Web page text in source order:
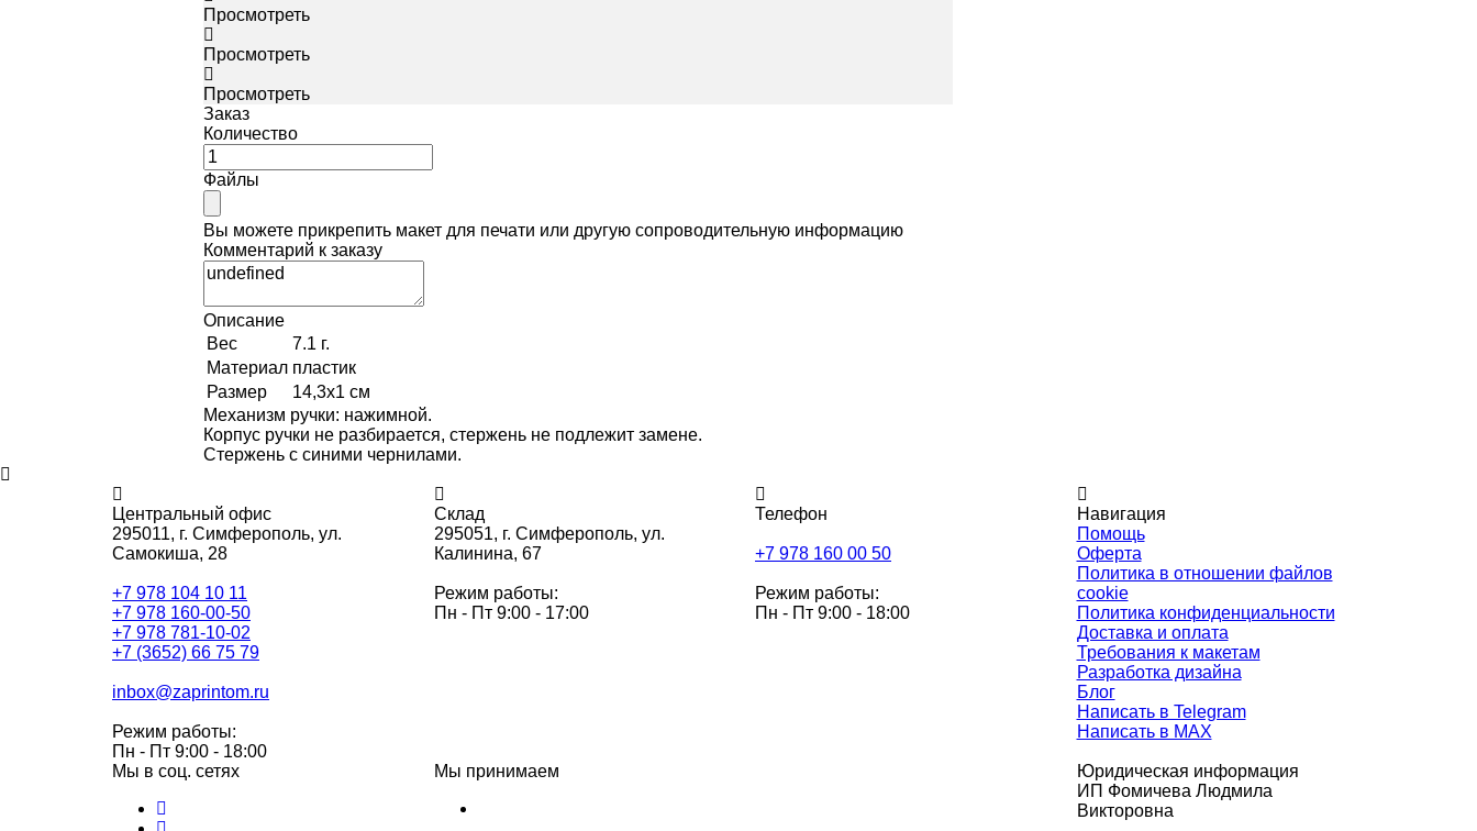
Просмотреть
Просмотреть
Просмотреть
Заказ
Количество
Файлы
Вы можете прикрепить макет для печати или другую сопроводительную информацию
Комментарий к заказу
Описание
Вес
7.1 г.
Материал пластик
Размер
14,3x1 см
Механизм ручки: нажимной.
Корпус ручки не разбирается, стержень не подлежит замене.
Стержень с синими чернилами.
Центральный офис
295011, г. Симферополь, ул.
Самокиша, 28
+7 978 104 10 11
+7 978 160-00-50
+7 978 781-10-02
+7 (3652) 66 75 79
inbox@zaprintom.ru
Режим работы:
Пн - Пт 9:00 - 18:00
Склад
295051, г. Симферополь, ул.
Калинина, 67
Режим работы:
Пн - Пт 9:00 - 17:00
Телефон
+7 978 160 00 50
Режим работы:
Пн - Пт 9:00 - 18:00
Навигация
Помощь
Оферта
Политика в отношении файлов
cookie
Политика конфиденциальности
Доставка и оплата
Требования к макетам
Разработка дизайна
Блог
Написать в Telegram
Написать в MAX
Мы в соц. сетях Мы принимаем
Юридическая информация
ИП Фомичева Людмила
Викторовна